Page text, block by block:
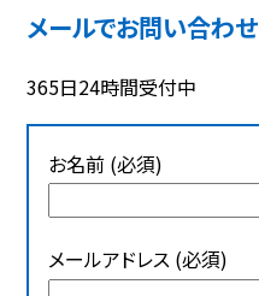
メールでお問い合わせ
365日24時間受付中
お名前 (必須)
メールアドレス (必須)